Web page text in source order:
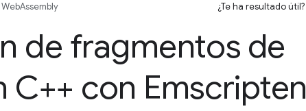
WebAssembly ¿Te ha resultado útil?
de fragmentos de
C++ con Emscripten